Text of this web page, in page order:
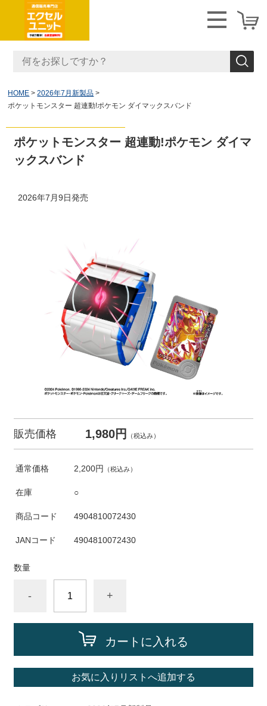
HOME
2026年7月新製品
ポケットモンスター 超連動!ポケモン ダイマックスバンド
ポケットモンスター 超連動!ポケモン ダイマ
ックスバンド
2026年7月9日発売
販売価格 1,980円 （税込み）
通常価格 2,200円 （税込み）
在庫 ○
商品コード 4904810072430
JANコード 4904810072430
数量
- +
カートに入れる
お気に入りリストへ追加する